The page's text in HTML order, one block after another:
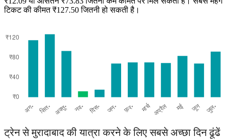
Bareilly
टिकट की कीमत ₹127.50 जितनी हो सकती है।
ट्रेन से मुरादाबाद की यात्रा करने के लिए सबसे अच्छा दिन ढूंढें